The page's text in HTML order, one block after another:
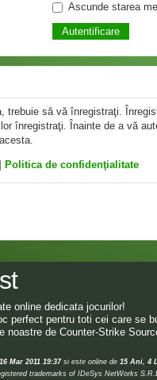
Ascunde starea
trebuie să vă înregistraţi.
înregistraţi. Înainte de a vă
Politica de confidenţialitate
online dedicata jocurilor!
perfect pentru toti cei care se
noastre de Counter-Strike
16 Mar 2011 19:37si este online de 15 Ani, 4
trademarks of IDeSys NetWorks